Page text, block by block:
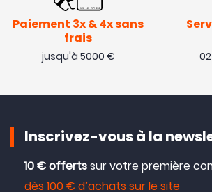
Paiement 3x & 4x sans
frais
jusqu'à 5000 €
Inscrivez-vous à la
10 € offertssur votre première
dès 100 € d’achats sur le site